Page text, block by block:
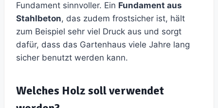
Fundament sinnvoller. Ein Fundament aus
Stahlbeton, das zudem frostsicher ist, hält
zum Beispiel sehr viel Druck aus und sorgt
dafür, dass das Gartenhaus viele Jahre lang
sicher benutzt werden kann.
Welches Holz soll verwendet